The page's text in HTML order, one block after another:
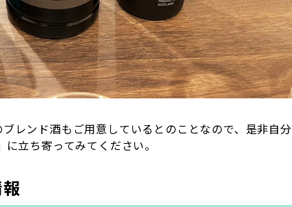
レンド酒もご用意しているとのことなので、是非自分
立ち寄ってみてください。